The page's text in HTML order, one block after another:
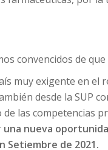
convencidos de
muy exigente en el
desde la SUP
las competencias
una nueva
Setiembre de 2021.